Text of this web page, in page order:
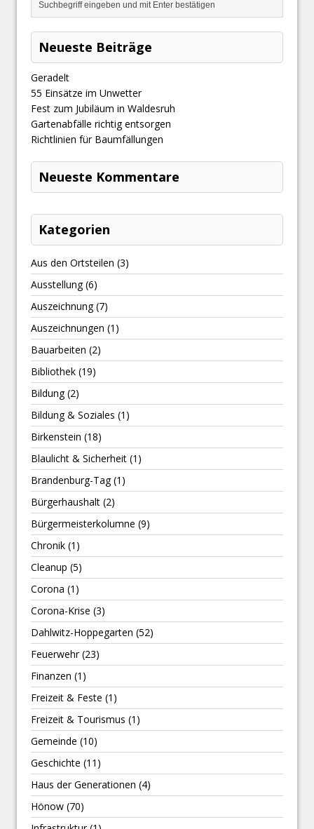
Neueste Beiträge
Geradelt
​55 Einsätze im Unwetter
Fest zum Jubiläum in Waldesruh
Gartenabfälle richtig entsorgen
Richtlinien für Baumfällungen
Neueste Kommentare
Kategorien
Aus den Ortsteilen (3)
Ausstellung(6)
Auszeichnung(7)
Auszeichnungen (1)
Bauarbeiten (2)
Bibliothek (19)
Bildung(2)
Bildung & Soziales (1)
Birkenstein (18)
Blaulicht & Sicherheit (1)
Brandenburg-Tag(1)
Bürgerhaushalt (2)
Bürgermeisterkolumne (9)
Chronik (1)
Cleanup (5)
Corona (1)
Corona-Krise (3)
Dahlwitz-Hoppegarten (52)
Feuerwehr(23)
Finanzen (1)
Freizeit & Feste (1)
Freizeit & Tourismus (1)
Gemeinde (10)
Geschichte (11)
Haus der Generationen (4)
Hönow (70)